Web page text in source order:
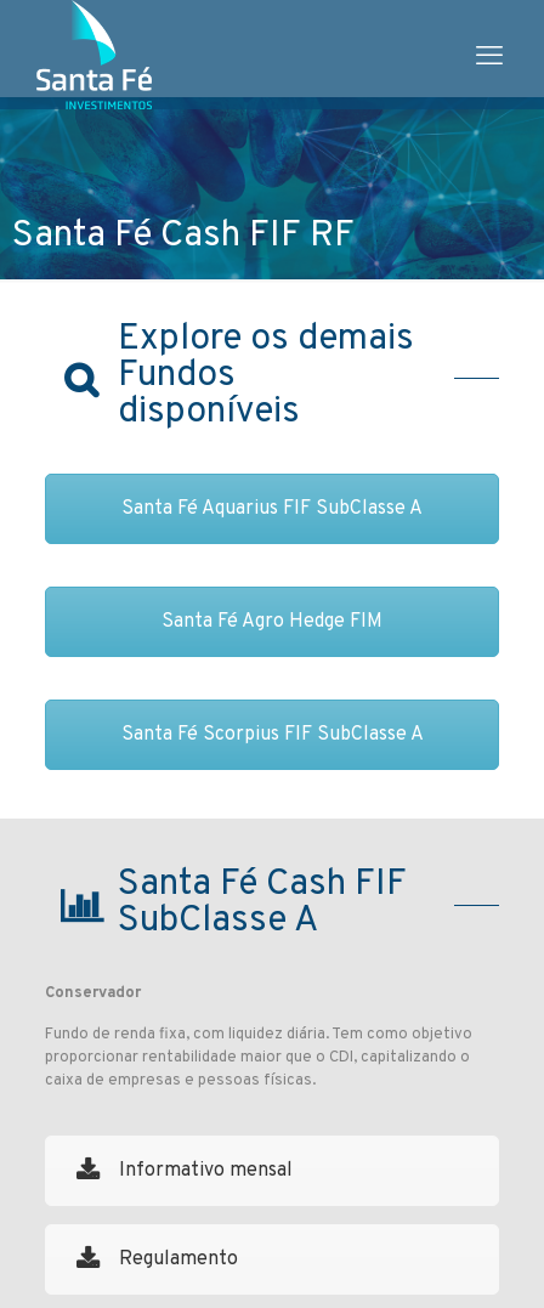
Santa Fé Cash FIF RF
Explore os demais
Fundos
disponíveis
Santa Fé Aquarius FIF SubClasse A
Santa Fé Agro Hedge FIM
Santa Fé Scorpius FIF SubClasse A
Santa Fé Cash FIF
SubClasse A
Conservador
Fundo de renda fixa, com liquidez diária. Tem como objetivo
proporcionar rentabilidade maior que o CDI, capitalizando o
caixa de empresas e pessoas físicas.
Informativo mensal
Regulamento